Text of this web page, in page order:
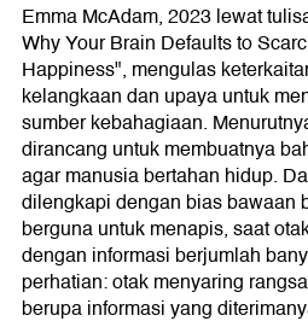
Emma McAdam, 2023 lewat
Why Your Brain Defaults to
Happiness", mengulas
kelangkaan dan upaya untuk
sumber kebahagiaan.
dirancang untuk membuatnya
agar manusia bertahan hidup.
dilengkapi dengan bias bawaan
berguna untuk menapis, saat
dengan informasi berjumlah
perhatian: otak menyaring
berupa informasi yang